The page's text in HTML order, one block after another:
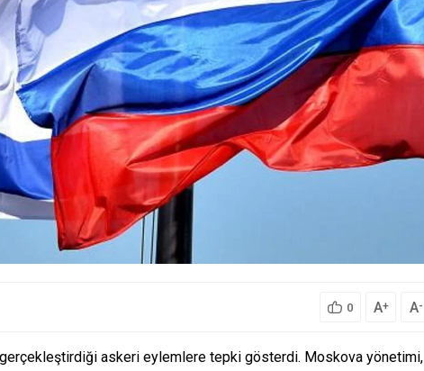
0 A+ A-
gerçekleştirdiği askeri eylemlere tepki gösterdi. Moskova yönetimi,